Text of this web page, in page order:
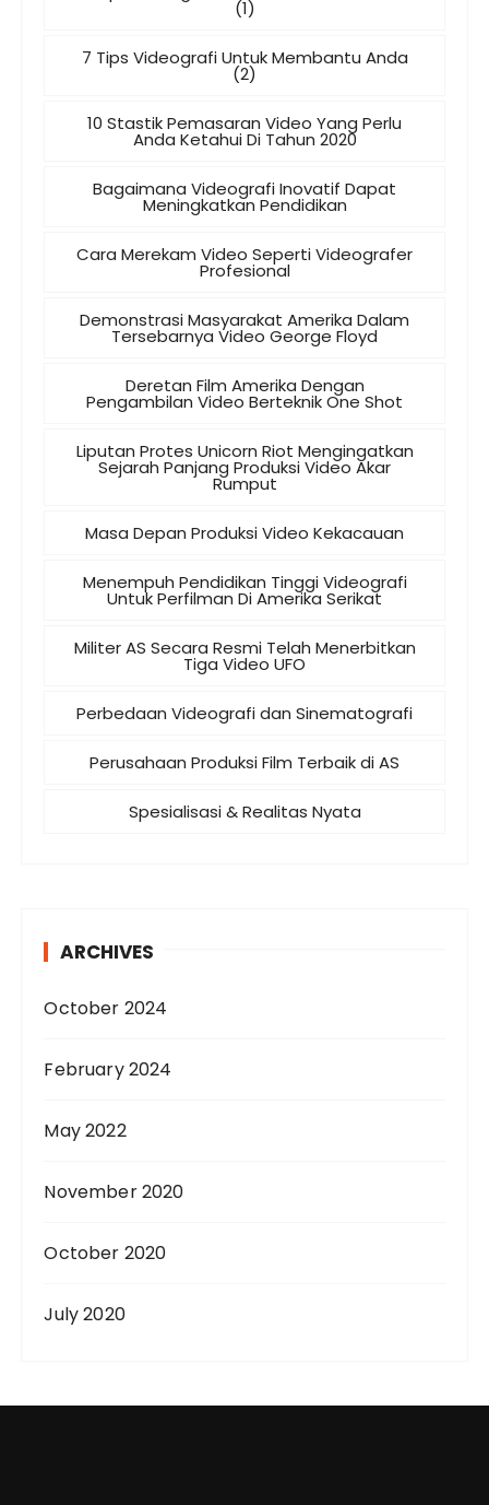
(1)
7 Tips Videografi Untuk Membantu Anda
(2)
10 Stastik Pemasaran Video Yang Perlu
Anda Ketahui Di Tahun 2020
Bagaimana Videografi Inovatif Dapat
Meningkatkan Pendidikan
Cara Merekam Video Seperti Videografer
Profesional
Demonstrasi Masyarakat Amerika Dalam
Tersebarnya Video George Floyd
Deretan Film Amerika Dengan
Pengambilan Video Berteknik One Shot
Liputan Protes Unicorn Riot Mengingatkan
Sejarah Panjang Produksi Video Akar
Rumput
Masa Depan Produksi Video Kekacauan
Menempuh Pendidikan Tinggi Videografi
Untuk Perfilman Di Amerika Serikat
Militer AS Secara Resmi Telah Menerbitkan
Tiga Video UFO
Perbedaan Videografi dan Sinematografi
Perusahaan Produksi Film Terbaik di AS
Spesialisasi & Realitas Nyata
ARCHIVES
October 2024
February 2024
May 2022
November 2020
October 2020
July 2020